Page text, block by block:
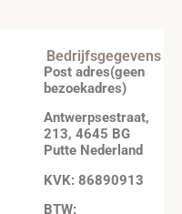
Bedrijfsgegevens
Post adres(geen
bezoekadres)
Antwerpsestraat,
213, 4645 BG
Putte Nederland
KVK: 86890913
BTW: